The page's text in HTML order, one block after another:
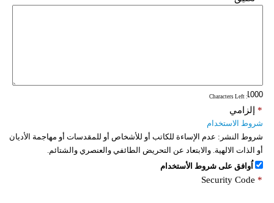
: Characters Left
إلزامي *
شروط الاستخدام
شروط النشر: عدم الإساءة للكاتب أو للأشخاص أو للمقدسات أو مهاجمة الأديان
أو الذات الالهية. والابتعاد عن التحريض الطائفي والعنصري والشتائم.
اُوافق على شروط الأستخدام
Security Code *